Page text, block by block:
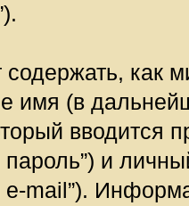
содержать, как
имя (в
вводится
и
mail”).